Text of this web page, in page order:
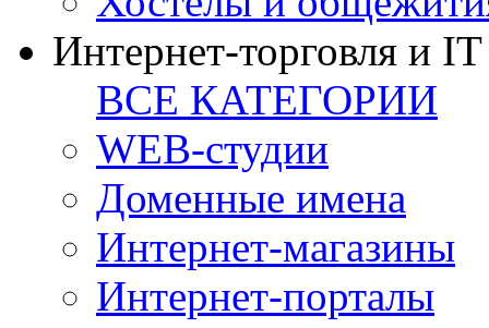
Интернет-торговля и IT
ВСЕ КАТЕГОРИИ
WEB-студии
Доменные имена
Интернет-магазины
Интернет-порталы